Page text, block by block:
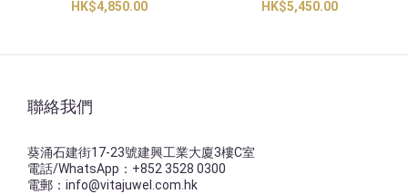
HK$4,850.00
HK$5,450.00
聯絡我們
葵涌石建街17-23號建興工業大廈3樓C室
電話/WhatsApp：+852 3528 0300
電郵：info@vitajuwel.com.hk